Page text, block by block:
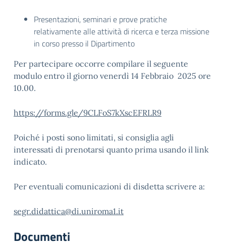
Presentazioni, seminari e prove pratiche
relativamente alle attività di ricerca e terza missione
in corso presso il Dipartimento
Per partecipare occorre compilare il seguente
modulo entro il giorno venerdì 14 Febbraio 2025 ore
10.00.
https://forms.gle/9CLFoS7kXscEFRLR9
Poiché i posti sono limitati, si consiglia agli
interessati di prenotarsi quanto prima usando il link
indicato.
Per eventuali comunicazioni di disdetta scrivere a:
segr.didattica@di.uniroma1.it
Documenti